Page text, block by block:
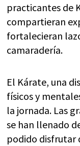
practicantes de
compartieran
fortalecieran
camaradería.
El Kárate, una
físicos y
la jornada. Las
se han llenado
podido disfrutar